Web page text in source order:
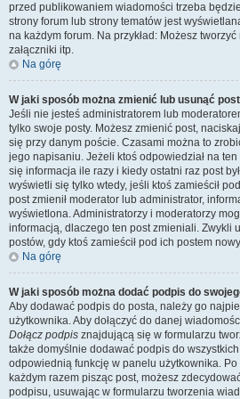
przed publikowaniem wiadomości trzeba
strony forum lub strony tematów jest
na każdym forum. Na przykład: Możesz
załączniki itp.
Na górę
W jaki sposób można zmienić lub usunąć
Jeśli nie jesteś administratorem lub
tylko swoje posty. Możesz zmienić post,
się przy danym poście. Czasami można to
jego napisaniu. Jeżeli ktoś odpowiedział na
się informacja ile razy i kiedy ostatni raz post
wyświetli się tylko wtedy, jeśli ktoś zamieścił
post zmienił moderator lub administrator,
wyświetlona. Administratorzy i moderatorzy
informacją, dlaczego ten post zmieniali. Zwykli
postów, gdy ktoś zamieścił pod ich postem
Na górę
W jaki sposób można dodać podpis do
Aby dodawać podpis do posta, należy go
użytkownika. Aby dołączyć do danej
Dołącz podpis znajdującą się w formularzu
także domyślnie dodawać podpis do
odpowiednią funkcję w panelu użytkownika.
każdym razem pisząc post, możesz
podpisu, usuwając w formularzu tworzenia